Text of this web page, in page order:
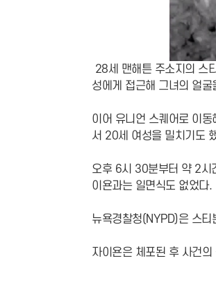
28세 맨해튼 주소지의 스
성에게 접근해 그녀의 얼
이어 유니언 스퀘어로 이
서 20세 여성을 밀치기도
오후 6시 30분부터 약 2시
이욘과는 일면식도 없었다.
뉴욕경찰청(NYPD)은 스
자이욘은 체포된 후 사건